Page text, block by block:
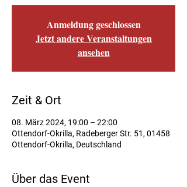
Anmeldung geschlossen
Jetzt andere Veranstaltungen
ansehen
Zeit & Ort
08. März 2024, 19:00 – 22:00
Ottendorf-Okrilla, Radeberger Str. 51, 01458
Ottendorf-Okrilla, Deutschland
Über das Event